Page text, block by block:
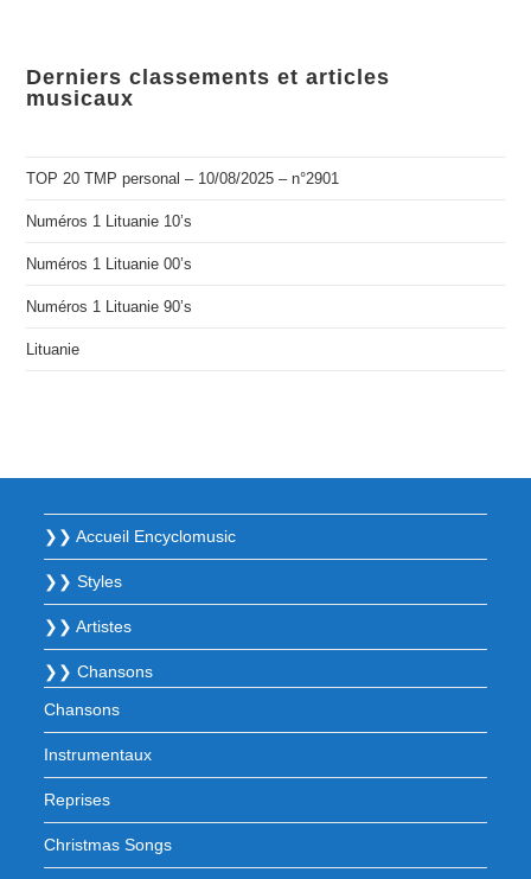
Derniers classements et articles
musicaux
TOP 20 TMP personal – 10/08/2025 – n°2901
Numéros 1 Lituanie 10’s
Numéros 1 Lituanie 00’s
Numéros 1 Lituanie 90’s
Lituanie
❯❯ Accueil Encyclomusic
❯❯ Styles
❯❯ Artistes
❯❯ Chansons
Chansons
Instrumentaux
Reprises
Christmas Songs